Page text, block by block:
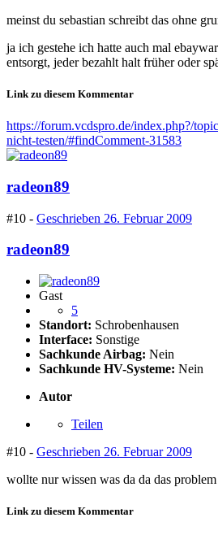
meinst du sebastian schreibt das ohne
ja ich gestehe ich hatte auch mal
entsorgt, jeder bezahlt halt früher oder
Link zu diesem Kommentar
https://forum.vcdspro.de/index.php?/
nicht-testen/#findComment-31583
radeon89
#10 - Geschrieben 26. Februar 2009
radeon89
Gast
5
Standort: Schrobenhausen
Interface: Sonstige
Sachkunde Airbag: Nein
Sachkunde HV-Systeme: Nein
Autor
Teilen
#10 - Geschrieben 26. Februar 2009
wollte nur wissen was da da das
Link zu diesem Kommentar